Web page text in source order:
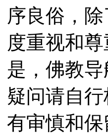
序良俗，
度重视和
是，佛教
疑问请自
有审慎和